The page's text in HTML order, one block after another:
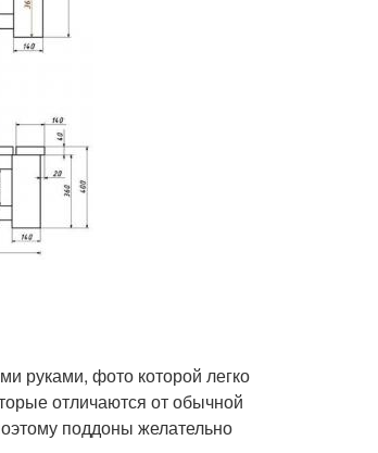
руками, фото которой легко
отличаются от обычной
поддоны желательно